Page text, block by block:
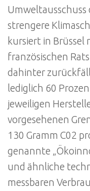
Umweltausschuss
strengere
kursiert in Brüssel
französischen
dahinter
lediglich 60
jeweiligen
vorgesehenen
130 Gramm C02
genannte
und ähnliche
messbaren